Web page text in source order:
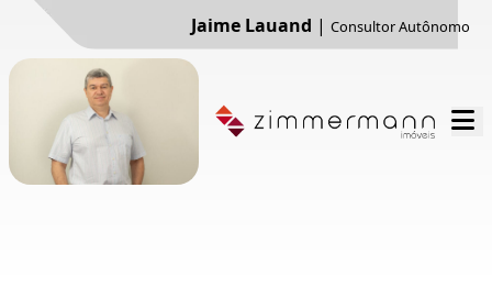
Jaime Lauand | Consultor Autônomo